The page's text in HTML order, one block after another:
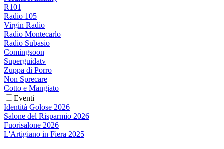
R101
Radio 105
Virgin Radio
Radio Montecarlo
Radio Subasio
Comingsoon
Superguidatv
Zuppa di Porro
Non Sprecare
Cotto e Mangiato
Eventi
Identità Golose 2026
Salone del Risparmio 2026
Fuorisalone 2026
L'Artigiano in Fiera 2025